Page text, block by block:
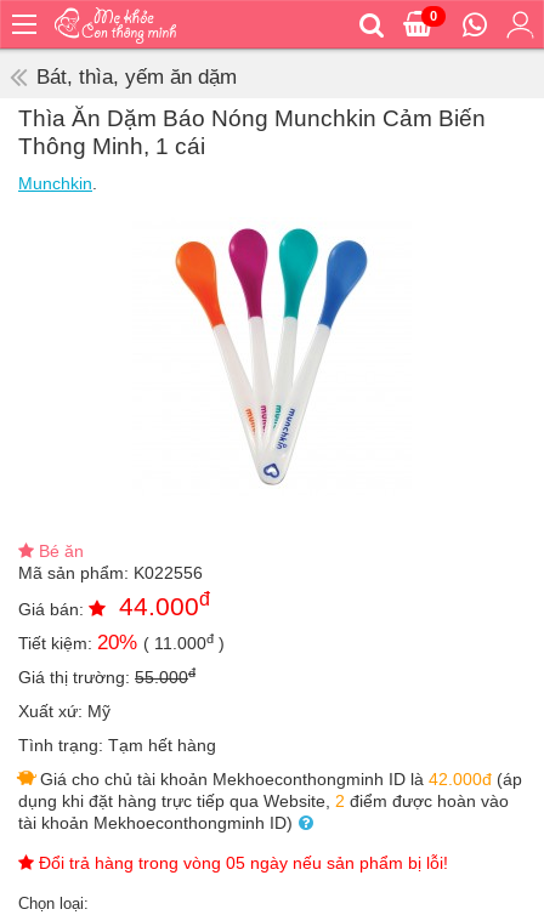
0
Bé
ăn
vệ
an
toàn
tắm
Bé
chơi
học
Dành
cho
cho
Bát, thìa, yếm ăn dặm
Thìa Ăn Dặm Báo Nóng Munchkin Cảm Biến
Thông Minh, 1 cái
Munchkin
Bé ăn
Mã sản phẩm: K022556
Giá bán:
44.000đ
Tiết kiệm: 20% ( 11.000đ )
Giá thị trường: 55.000đ
Xuất xứ: Mỹ
Tình trạng: Tạm hết hàng
Giá cho chủ tài khoản Mekhoeconthongminh ID là 42.000đ (áp
dụng khi đặt hàng trực tiếp qua Website, 2 điểm được hoàn vào
tài khoản Mekhoeconthongminh ID)
Đổi trả hàng trong vòng 05 ngày nếu sản phẩm bị lỗi!
Chọn loại: